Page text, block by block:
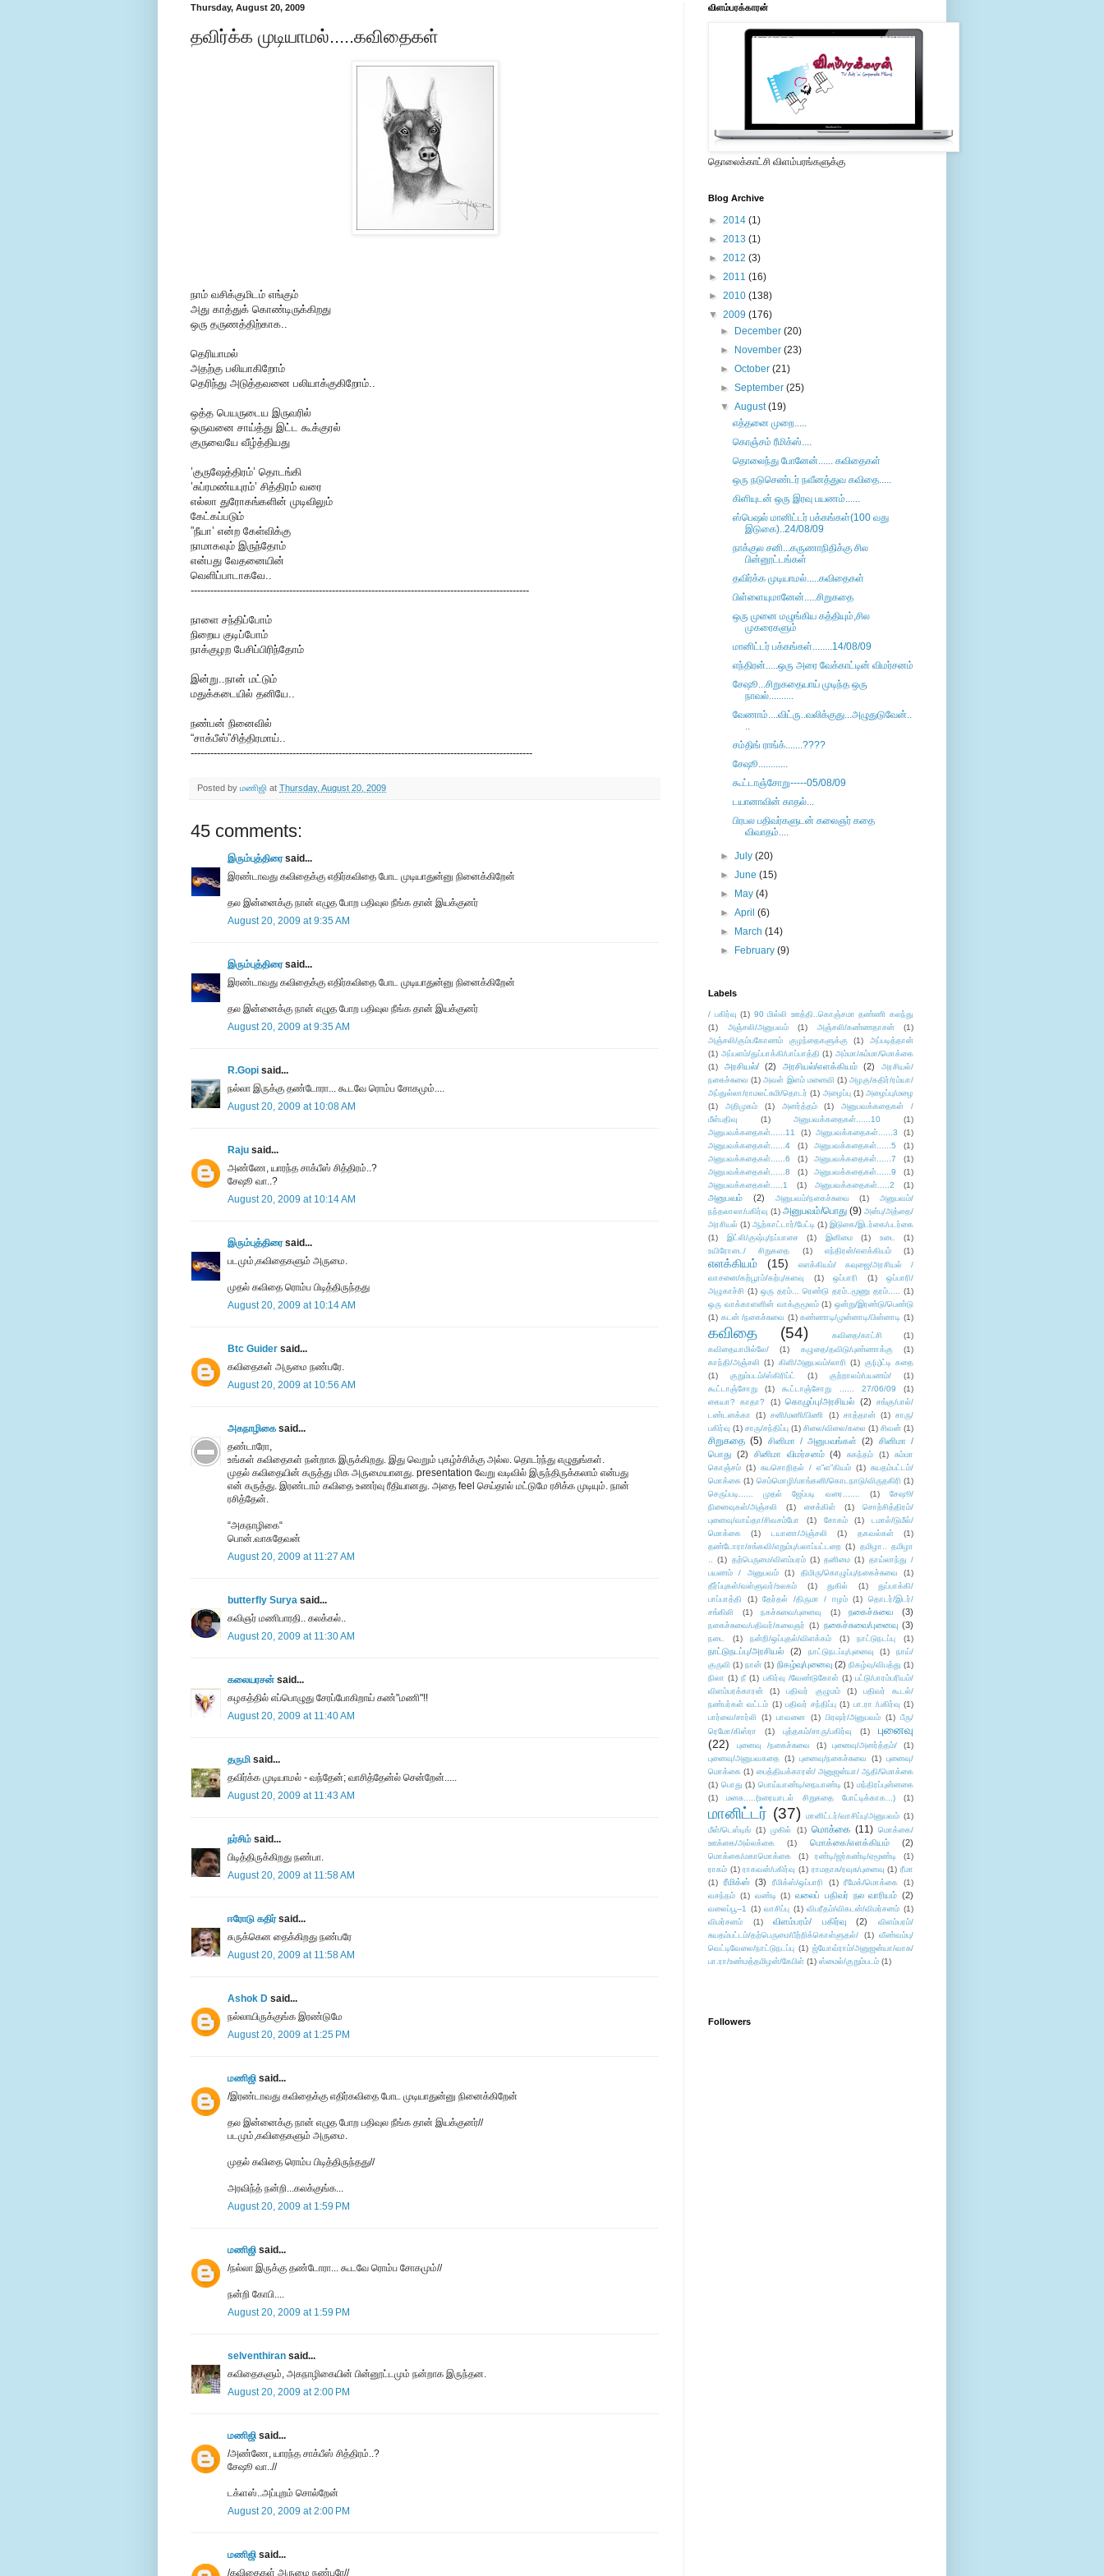
Thursday, August 20, 2009
தவிர்க்க முடியாமல்.....கவிதைகள்
நாம் வசிக்குமிடம் எங்கும்
அது காத்துக் கொண்டிருக்கிறது
ஒரு தருணத்திற்காக..
தெரியாமல்
அதற்கு பலியாகிறோம்
தெரிந்து அடுத்தவனை பலியாக்குகிறோம்..
ஒத்த பெயருடைய இருவரில்
ஒருவனை சாய்த்து இட்ட கூக்குரல்
குருவையே வீழ்த்தியது
’குருஷேத்திரம்’ தொடங்கி
’சுப்ரமண்யபுரம்’ சித்திரம் வரை
எல்லா துரோகங்களின் முடிவிலும்
கேட்கப்படும்
”நீயா’ என்ற கேள்விக்கு
நாமாகவும் இருந்தோம்
என்பது வேதனையின்
வெளிப்பாடாகவே..
-------------------------------------------------------------------------------------------------------
நாளை சந்திப்போம்
நிறைய குடிப்போம்
நாக்குழற பேசிப்பிரிந்தோம்
இன்று..நான் மட்டும்
மதுக்கடையில் தனியே..
நண்பன் நினைவில்
“சாக்பீஸ்”சித்திரமாய்..
--------------------------------------------------------------------------------------------------------
Posted by மணிஜி at Thursday, August 20, 2009
45 comments:
இரும்புத்திரைsaid...
இரண்டாவது கவிதைக்கு எதிர்கவிதை போட முடியாதுன்னு நினைக்கிறேன்
தல இன்னைக்கு நான் எழுத போற பதிவுல நீங்க தான் இயக்குனர்
August 20, 2009 at 9:35 AM
இரும்புத்திரைsaid...
இரண்டாவது கவிதைக்கு எதிர்கவிதை போட முடியாதுன்னு நினைக்கிறேன்
தல இன்னைக்கு நான் எழுத போற பதிவுல நீங்க தான் இயக்குனர்
August 20, 2009 at 9:35 AM
R.Gopi said...
ந‌ல்லா இருக்கு த‌ண்டோரா... கூட‌வே ரொம்ப‌ சோகமும்....
August 20, 2009 at 10:08 AM
Raju said...
அண்ணே, யாரந்த சாக்பீஸ் சித்திரம்..?
சேஷூ வா..?
August 20, 2009 at 10:14 AM
இரும்புத்திரைsaid...
படமும்,கவிதைகளும் அருமை.
முதல் கவிதை ரொம்ப பிடித்திருந்தது
August 20, 2009 at 10:14 AM
Btc Guider said...
கவிதைகள் அருமை நண்பரே.
August 20, 2009 at 10:56 AM
அகநாழிகை said...
தண்டாரோ,
உங்கள் கவிதைகள் நன்றாக இருக்கிறது. இது வெறும் புகழ்ச்சிக்கு அல்ல. தொடர்ந்து எழுதுங்கள்.
முதல் கவிதையின் கருத்து மிக அருமையானது. presentation வேறு வடிவில் இருந்திருக்கலாம் என்பது
என் கருத்து. இரண்டாம் கவிதை உணர்வு ரீதியானது. அதை feel செய்தால் மட்டுமே ரசிக்க முடியும். நான்
ரசித்தேன்.
“அகநாழிகை“
பொன்.வாசுதேவன்
August 20, 2009 at 11:27 AM
butterfly Surya said...
கவிஞர் மணிபாரதி.. கலக்கல்..
August 20, 2009 at 11:30 AM
கலையரசன் said...
கழகத்தில் எப்பொழுது சேரப்போகிறாய் கண்"மணி"!!
August 20, 2009 at 11:40 AM
தருமி said...
தவிர்க்க முடியாமல் - வந்தேன்; வாசித்தேன்ல் சென்றேன்.....
August 20, 2009 at 11:43 AM
நர்சிம் said...
பிடித்திருக்கிறது நண்பா.
August 20, 2009 at 11:58 AM
ஈரோடு கதிர்said...
சுருக்கென தைக்கிறது நண்பரே
August 20, 2009 at 11:58 AM
Ashok D said...
நல்லாயிருக்குங்க இரண்டுமே
August 20, 2009 at 1:25 PM
மணிஜி said...
/இரண்டாவது கவிதைக்கு எதிர்கவிதை போட முடியாதுன்னு நினைக்கிறேன்
தல இன்னைக்கு நான் எழுத போற பதிவுல நீங்க தான் இயக்குனர்//
படமும்,கவிதைகளும் அருமை.
முதல் கவிதை ரொம்ப பிடித்திருந்தது//
அரவிந்த் நன்றி...கலக்குங்க...
August 20, 2009 at 1:59 PM
மணிஜி said...
/ந‌ல்லா இருக்கு த‌ண்டோரா... கூட‌வே ரொம்ப‌ சோகமும்//
நன்றி கோபி....
August 20, 2009 at 1:59 PM
selventhiran said...
கவிதைகளும், அகநாழிகையின் பின்னூட்டமும் நன்றாக இருந்தன.
August 20, 2009 at 2:00 PM
மணிஜி said...
/அண்ணே, யாரந்த சாக்பீஸ் சித்திரம்..?
சேஷூ வா..//
டக்ளஸ்..அப்புறம் சொல்றேன்
August 20, 2009 at 2:00 PM
மணிஜி said...
/கவிதைகள் அருமை நண்பரே//
விளம்பரக்காரன்
தொலைக்காட்சி விளம்பரங்களுக்கு
Blog Archive
► 2014 (1)
► 2013 (1)
► 2012 (3)
► 2011 (16)
► 2010 (138)
▼ 2009 (176)
►
December(20)
►
November(23)
►October(21)
►September(25)
▼August(19)
எத்தனை முறை.....
கொஞ்சம் ரீமிக்ஸ்....
தொலைந்து போனேன்...... கவிதைகள்
ஒரு நடுசெண்டர் நவீனத்துவ கவிதை.....
கிளியுடன் ஒரு இரவு பயணம்......
ஸ்பெஷல் மானிட்டர் பக்கங்கள்(100 வது
இடுகை)..24/08/09
நாக்குல சனி...கருணாநிதிக்கு சில
பின்னூட்டங்கள்
தவிர்க்க முடியாமல்.....கவிதைகள்
பிள்ளையுமானேன்.....சிறுகதை
ஒரு முனை மழுங்கிய கத்தியும்,சில
முகரைகளும்
மானிட்டர் பக்கங்கள்........14/08/09
எந்திரன்.....ஒரு அரை வேக்காட்டின் விமர்சனம்
சேஷூ...சிறுகதையாய் முடிந்த ஒரு
நாவல்..........
வேணாம்....விட்ரு..வலிக்குது...அழுதுடுவேன்..
..
சம்திங் ராங்க்.......????
சேஷூ............
கூட்டாஞ்சோறு-----05/08/09
டயானாவின் காதல்...
பிரபல பதிவர்களுடன் கலைஞர் கதை
விவாதம்....
►July(20)
►June(15)
►
May(4)
►April(6)
►
March(14)
►
February(9)
Labels
/ பகிர்வு (1) 90 மில்லி ஊத்தி..கொஞ்சமா தண்ணி கலந்து
(1)
அஞ்சலி/அனுபவம் (1) அஞ்சலி/கண்ணதாசன்
(1)
அஞ்சலி/கும்பகோணம் குழந்தைகளுக்கு
(1)
அப்படித்தான்
(1) அப்பளம்/துப்பாக்கி/பாப்பாத்தி (1) அம்மா/சும்மா/மொக்கை
(1)
அரசியல்/ (2) அரசியல்/எளக்கியம் (2)
அரசியல்/
நகைச்சுவை (1) அவள் இளம் மனைவி (1) அழகு/கதிர்/ரம்யா/
அப்துல்லா/ராமலட்சுமி/தொடர் (1) அழைப்பு (1) அழைப்பு/மழை
(1)
அறிமுகம் (1) அனர்த்தம் (1)
அனுபவக்கதைகள் /
மீள்பதிவு
(1) அனுபவக்கதைகள்......10
(1)
அனுபவக்கதைகள்......11
(1) அனுபவக்கதைகள்......3
(1)
அனுபவக்கதைகள்......4
(1) அனுபவக்கதைகள்......5
(1)
அனுபவக்கதைகள்......6
(1) அனுபவக்கதைகள்......7
(1)
அனுபவக்கதைகள்......8
(1) அனுபவக்கதைகள்......9
(1)
அனுபவக்கதைகள்.....1
(1) அனுபவக்கதைகள்.....2 (1)
அனுபவம் (2) அனுபவம்/நகைச்சுவை (1)
அனுபவம்/
நந்தலாலா/பகிர்வு (1) அனுபவம்/பொது (9) அன்பு/அத்தை/
அரசியல் (1) ஆற்காட்டார்/பேட்டி (1) இடுகை/இடர்கை/படர்கை
(1)
இட்லி/குஷ்பு/நப்பாசை (1) இனிமை (1) உடை
(1)
உயிரோடை/ சிறுகதை
(1) எந்திரன்/எளக்கியம் (1)
எளக்கியம் (15)
எளக்கியம்/ கவுஜை/அரசியல் /
வாசனை/கற்பூரம்/கற்பு/களவு
(1) ஒப்பாரி (1)
ஒப்பாரி/
அழுகாச்சி (1) ஒரு தரம்... ரெண்டு தரம்..மூணு தரம்..... (1)
ஒரு வாக்காளனின் வாக்குமூலம் (1) ஒன்று/இரண்டு/பெண்டு
(1) கடன் /நகைச்சுவை (1) கண்ணாடி/முன்னாடி/பின்னாடி (1)
கவிதை (54) கவிதை/காட்சி
(1)
கவிதையாமில்லே/
(1) கழுதை/தவிடு/புண்ணாக்கு
(1)
காந்தி/அஞ்சலி (1) கிளி/அனுபவம்/லாரி (1) கு(பு)ட்டி கதை
(1)
குறும்படம்/ஸ்கிரிப்ட் (1) குற்றாலம்/பயணம்/
(1)
கூட்டாஞ்சோறு
(1) கூட்டாஞ்சோறு ...... 27/06/09
(1)
கையா? காதா?
(1) கொழுப்பு/அரசியல் (2)
சங்கு/பால்/
டண்டனக்கா
(1) சனி/மணி/பிணி (1) சாத்தான் (1) சாரு/
பகிர்வு (1) சாரு/சந்திப்பு (1) சிலை/விலை/கலை (1) சிவன் (1)
சிறுகதை (5) சினிமா / அனுபவங்கள் (2)
சினிமா /
பொது (2) சினிமா விமர்சனம் (4) சுகந்தம் (1)
சும்மா
கொஞ்சம் (1) சுயசொறிதல் / எ”ள”கியம் (1) சுயதம்பட்டம்/
மொக்கை (1) செம்மொழி/மாங்கனி/கொடநாடு/விருதகிரி (1)
செருப்படி...... முதல் ஜேப்படி வரை.......
(1)
சேஷூ/
நினைவுகள்/அஞ்சலி
(1) சைக்கிள் (1)
சொற்சித்திரம்/
புனைவு/வாய்தா/சிவசம்போ
(1) சோகம் (1)
டமால்/டுமீல்/
மொக்கை
(1) டயானா/அஞ்சலி (1) தகவல்கள்
(1)
தண்டோரா/சங்கவி/எறும்பு/பலாப்பட்டறை (1) தமிழா.. தமிழா
.. (1) தற்பெருமை/விளம்பரம் (1) தனிமை (1) தாய்லாந்து /
பயணம் / அனுபவம்
(1) திமிரு/கொழுப்பு/நகைச்சுவை
(1)
தீர்ப்புகள்/வள்ளுவர்/உலகம்
(1) துகில் (1)
துப்பாக்கி/
பாப்பாத்தி
(1) தேர்தல் /திருமா / ஈழம் (1)
தொடர்/இடர்/
சங்கிலி
(1) நகச்சுவை/புனைவு (1) நகைச்சுவை (3)
நகைச்சுவை/பதிவர்/கலைஞர் (1) நகைச்சுவை/புனைவு (3)
நடை (1) நன்றி/ஒப்புதல்/விளக்கம் (1) நாட்டுநடப்பு (1)
நாட்டுநடப்பு/அரசியல் (2) நாட்டுநடப்பு/புனைவு (1)
நாய்/
குருவி (1) நான் (1) நிகழ்வு/புனைவு (2) நிகழ்வு/விபத்து (1)
நிலா (1) நீ (1) பகிர்வு /வேண்டுகோள் (1) பட்டு/பாரம்பரியம்/
விளம்பரக்காரன்
(1) பதிவர் குழுமம் (1)
பதிவர் கூடல்/
நண்பர்கள் வட்டம் (1) பதிவர் சந்திப்பு (1) பா.ரா /பகிர்வு (1)
பார்வை/சார்லி
(1) பாவனை (1) பிரஷர்/அனுபவம் (1) பீரு/
ரெமோ/கிஸ்ரா
(1) புத்தகம்/சாரு/பகிர்வு (1)
புனைவு
(22)
புனைவு /நகைச்சுவை (1) புனைவு/அனர்த்தம்/
(1)
புனைவு/அனுபவகதை (1) புனைவு/நகைச்சுவை (1) புனைவு/
மொக்கை (1) பைத்தியக்காரன்/ அனுஜன்யா/ ஆதி/மொக்கை
(1) பொது (1) பொய்யாண்டி/நையாண்டி (1) மந்திரப்புன்னகை
(1)
மனசு.....(உரையாடல் சிறுகதை போட்டிக்காக...) (1)
மானிட்டர் (37) மானிட்டர்/வாசிப்பு/அனுபவம் (1)
மீள்/டெஸ்டிங் (1) முகில் (1) மொக்கை (11) மொக்கை/
ஊக்கை/அல்லக்கை
(1) மொக்கை/எளக்கியம் (2)
மொக்கை/மகாமொக்கை (1) ரண்டி/ஜர்கண்டி/ஏமூண்டி
(1)
ராகம் (1) ராகவன்/பகிர்வு (1) ராமதாசு/ரவுசு/புனைவு (1) ரீமா
(1)
ரீமிக்ஸ் (3) ரீமிக்ஸ்/ஒப்பாரி (1) ரீமேக்/மொக்கை
(1)
வசந்தம் (1) வண்டி (1) வலைப் பதிவர் நல வாரியம் (2)
வலைப்பூ--1 (1) வாசிப்பு (1) விபரீதம்/விகடன்/விமர்சனம் (1)
விமர்சனம்
(1) விளம்பரம்/ பகிர்வு (2)
விளம்பரம்/
சுயதம்பட்டம்/தற்பெருமை/பீற்றிக்கொள்ளுதல்/
(1) வீண்வம்பு/
வெட்டிவேலை/நாட்டுநடப்பு (1) ஜ்யோவ்ராம்/அனுஜன்யா/வாசு/
பா.ரா/உண்மத்தமிழன்/கேபிள் (1) ஸ்மைல்/குறும்படம் (1)
Followers